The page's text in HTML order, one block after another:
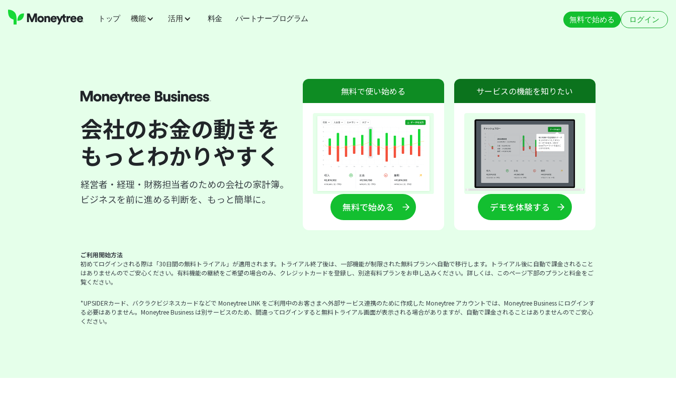
トップ 機能 活用 料金 パートナープログラム 無料で始める ログイン
会社のお金の動きを
もっとわかりやすく
経営者・経理・財務担当者のための会社の家計簿。
ビジネスを前に進める判断を、もっと簡単に。
無料で使い始める
無料で始める
サービスの機能を知りたい
デモを体験する
ご利用開始方法
初めてログインされる際は「30日間の無料トライアル」が適用されます。トライアル終了後は、一部機能が制限された無料プランへ自動で移行します。トライアル後に自動で課金されること
はありませんのでご安心ください。有料機能の継続をご希望の場合のみ、クレジットカードを登録し、別途有料プランをお申し込みください。詳しくは、このページ下部のプランと料金をご
覧ください。
*UPSIDERカード、バクラクビジネスカードなどで Moneytree LINK をご利用中のお客さまへ外部サービス連携のために作成した Moneytree アカウントでは、Moneytree Business にログインす
る必要はありません。Moneytree Business は別サービスのため、間違ってログインすると無料トライアル画面が表示される場合がありますが、自動で課金されることはありませんのでご安心
ください。